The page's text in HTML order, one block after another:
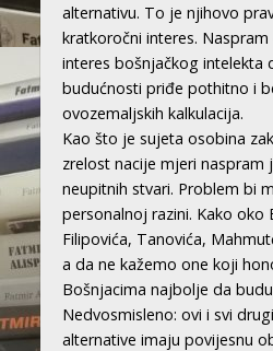
alternativu. To je njihovo
kratkoročni interes.
interes bošnjačkog intelekta
budućnosti priđe pothitno i
ovozemaljskih kalkulacija.
Kao što je sujeta osobina
zrelost nacije mjeri naspram
neupitnih stvari. Problem bi
personalnoj razini. Kako oko
Filipovića, Tanovića,
a da ne kažemo one koji
Bošnjacima najbolje da
Nedvosmisleno: ovi i svi
alternative imaju povijesnu